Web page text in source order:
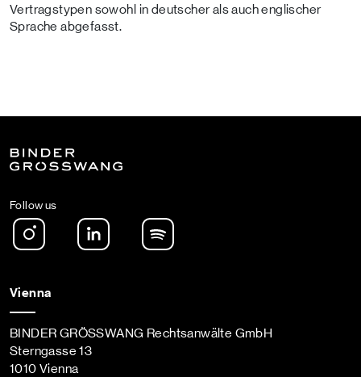
Vertragstypen sowohl in deutscher als auch englischer
Sprache abgefasst.
Follow us
Instagram LinkedIn
Vienna
BINDER GRÖSSWANG Rechtsanwälte GmbH
Sterngasse 13
1010 Vienna